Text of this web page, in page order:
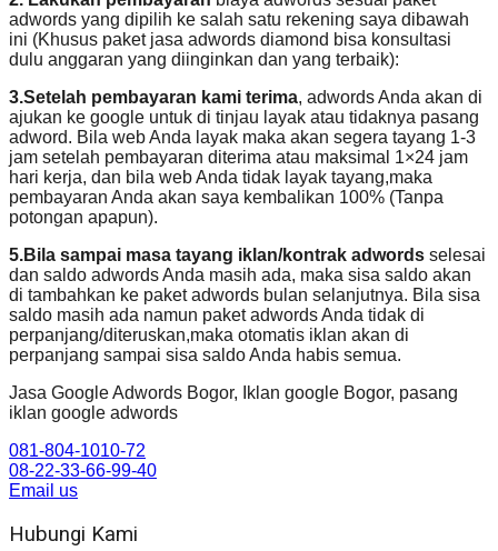
adwords yang dipilih ke salah satu rekening saya dibawah
ini (Khusus paket jasa adwords diamond bisa konsultasi
dulu anggaran yang diinginkan dan yang terbaik):
3.Setelah pembayaran kami terima, adwords Anda akan di
ajukan ke google untuk di tinjau layak atau tidaknya pasang
adword. Bila web Anda layak maka akan segera tayang 1-3
jam setelah pembayaran diterima atau maksimal 1×24 jam
hari kerja, dan bila web Anda tidak layak tayang,maka
pembayaran Anda akan saya kembalikan 100% (Tanpa
potongan apapun).
5.Bila sampai masa tayang iklan/kontrak adwords selesai
dan saldo adwords Anda masih ada, maka sisa saldo akan
di tambahkan ke paket adwords bulan selanjutnya. Bila sisa
saldo masih ada namun paket adwords Anda tidak di
perpanjang/diteruskan,maka otomatis iklan akan di
perpanjang sampai sisa saldo Anda habis semua.
Jasa Google Adwords Bogor, Iklan google Bogor, pasang
iklan google adwords
081-804-1010-72
08-22-33-66-99-40
Email us
Hubungi Kami